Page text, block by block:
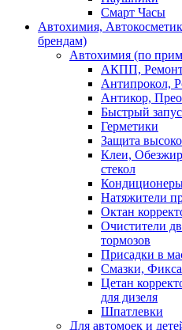
Смарт Часы
Автохимия,
брендам)
Автохимия (по
АКПП, Ремонт
Антипрокол,
Антикор,
Быстрый
Герметики
Защита
Клеи,
стекол
Натяжители
Октан
Очистители
тормозов
Присадки в
Смазки,
Цетан
для дизеля
Шпатлевки
Для автомоек и